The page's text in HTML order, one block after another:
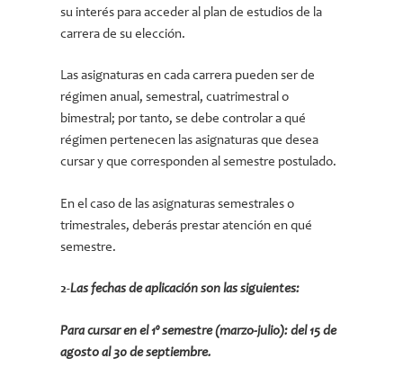
su interés para acceder al plan de estudios de la
carrera de su elección.
Las asignaturas en cada carrera pueden ser de
régimen anual, semestral, cuatrimestral o
bimestral; por tanto, se debe controlar a qué
régimen pertenecen las asignaturas que desea
cursar y que corresponden al semestre postulado.
En el caso de las asignaturas semestrales o
trimestrales, deberás prestar atención en qué
semestre.
2-Las fechas de aplicación son las siguientes:
Para cursar en el 1º semestre (marzo-julio): del 15 de
agosto al 30 de septiembre.